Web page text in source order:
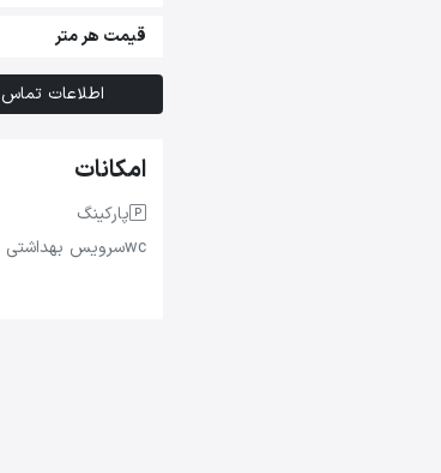
قیمت هر متر
اطلاعات تماس
امکانات
پارکینگ
wcسرویس بهداشتی